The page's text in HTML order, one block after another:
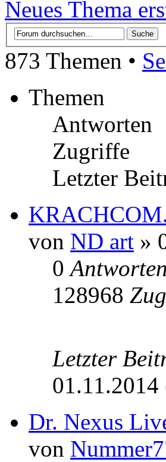
Neues Thema
873 Themen •
Themen
Antworten
Zugriffe
Letzter
von ND art »
0Antworten
128968
Letzter
Dr. Nexus
von